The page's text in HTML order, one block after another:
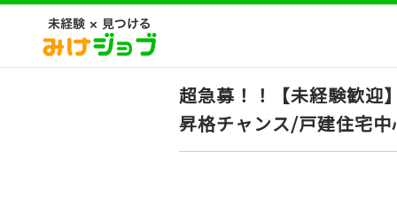
超急募！！【未経験歓迎
昇格チャンス/戸建住宅